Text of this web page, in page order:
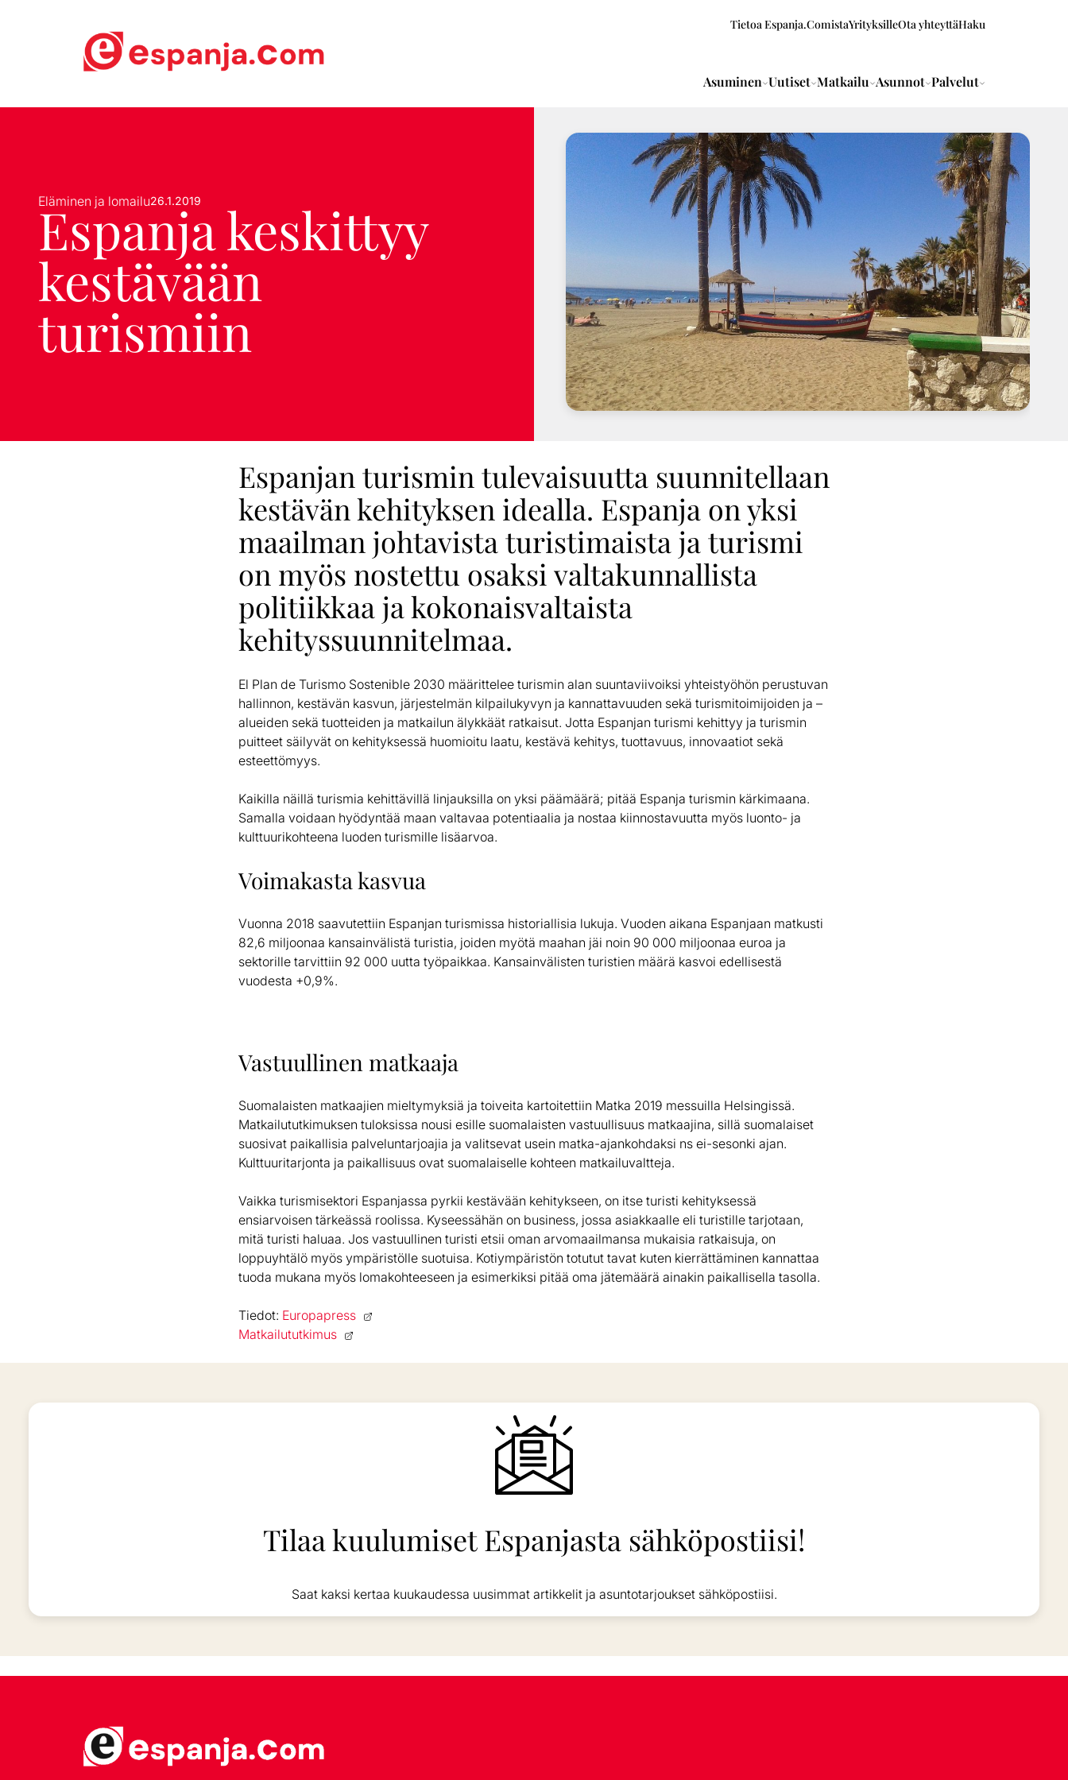
Tietoa Espanja.ComistaYrityksilleOta yhteyttäHaku
Asuminen Uutiset Matkailu Asunnot Palvelut
Eläminen ja lomailu26.1.2019
Espanja keskittyy
kestävään
turismiin
Espanjan turismin tulevaisuutta suunnitellaan
kestävän kehityksen idealla. Espanja on yksi
maailman johtavista turistimaista ja turismi
on myös nostettu osaksi valtakunnallista
politiikkaa ja kokonaisvaltaista
kehityssuunnitelmaa.
El Plan de Turismo Sostenible 2030 määrittelee turismin alan suuntaviivoiksi yhteistyöhön perustuvan
hallinnon, kestävän kasvun, järjestelmän kilpailukyvyn ja kannattavuuden sekä turismitoimijoiden ja –
alueiden sekä tuotteiden ja matkailun älykkäät ratkaisut. Jotta Espanjan turismi kehittyy ja turismin
puitteet säilyvät on kehityksessä huomioitu laatu, kestävä kehitys, tuottavuus, innovaatiot sekä
esteettömyys.
Kaikilla näillä turismia kehittävillä linjauksilla on yksi päämäärä; pitää Espanja turismin kärkimaana.
Samalla voidaan hyödyntää maan valtavaa potentiaalia ja nostaa kiinnostavuutta myös luonto- ja
kulttuurikohteena luoden turismille lisäarvoa.
Voimakasta kasvua
Vuonna 2018 saavutettiin Espanjan turismissa historiallisia lukuja. Vuoden aikana Espanjaan matkusti
82,6 miljoonaa kansainvälistä turistia, joiden myötä maahan jäi noin 90 000 miljoonaa euroa ja
sektorille tarvittiin 92 000 uutta työpaikkaa. Kansainvälisten turistien määrä kasvoi edellisestä
vuodesta +0,9%.
Vastuullinen matkaaja
Suomalaisten matkaajien mieltymyksiä ja toiveita kartoitettiin Matka 2019 messuilla Helsingissä.
Matkailututkimuksen tuloksissa nousi esille suomalaisten vastuullisuus matkaajina, sillä suomalaiset
suosivat paikallisia palveluntarjoajia ja valitsevat usein matka-ajankohdaksi ns ei-sesonki ajan.
Kulttuuritarjonta ja paikallisuus ovat suomalaiselle kohteen matkailuvaltteja.
Vaikka turismisektori Espanjassa pyrkii kestävään kehitykseen, on itse turisti kehityksessä
ensiarvoisen tärkeässä roolissa. Kyseessähän on business, jossa asiakkaalle eli turistille tarjotaan,
mitä turisti haluaa. Jos vastuullinen turisti etsii oman arvomaailmansa mukaisia ratkaisuja, on
loppuyhtälö myös ympäristölle suotuisa. Kotiympäristön totutut tavat kuten kierrättäminen kannattaa
tuoda mukana myös lomakohteeseen ja esimerkiksi pitää oma jätemäärä ainakin paikallisella tasolla.
Tiedot: Europapress
Matkailututkimus
Tilaa kuulumiset Espanjasta sähköpostiisi!
Saat kaksi kertaa kuukaudessa uusimmat artikkelit ja asuntotarjoukset sähköpostiisi.